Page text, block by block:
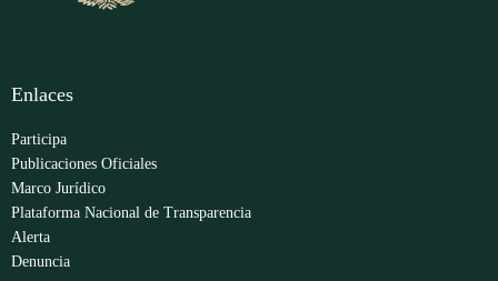
Enlaces
Participa
Publicaciones Oficiales
Marco Jurídico
Plataforma Nacional de Transparencia
Alerta
Denuncia